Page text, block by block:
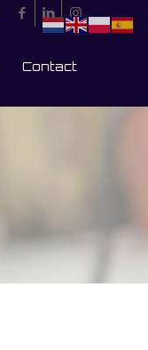
Contact